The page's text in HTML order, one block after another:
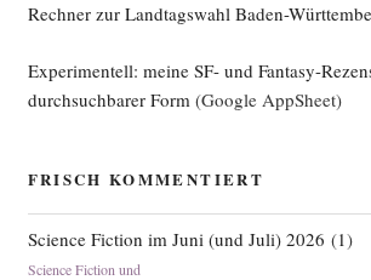
Rechner zur Landtagswahl Baden-
Experimentell: meine SF- und Fantasy-
durchsuchbarer Form (Google AppSheet)
FRISCH KOMMENTIERT
Science Fiction im Juni (und Juli) 2026 (1)
Science Fiction und